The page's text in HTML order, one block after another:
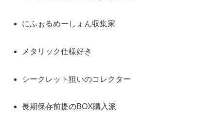
にふぉるめーしょん収集家
メタリック仕様好き
シークレット狙いのコレクター
長期保存前提のBOX購入派